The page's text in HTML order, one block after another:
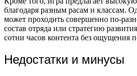
благодаря разным расам и классам.
может проходить совершенно по-
состав отряда или стратегию
сотни часов контента без ощущения
Недостатки и минусы